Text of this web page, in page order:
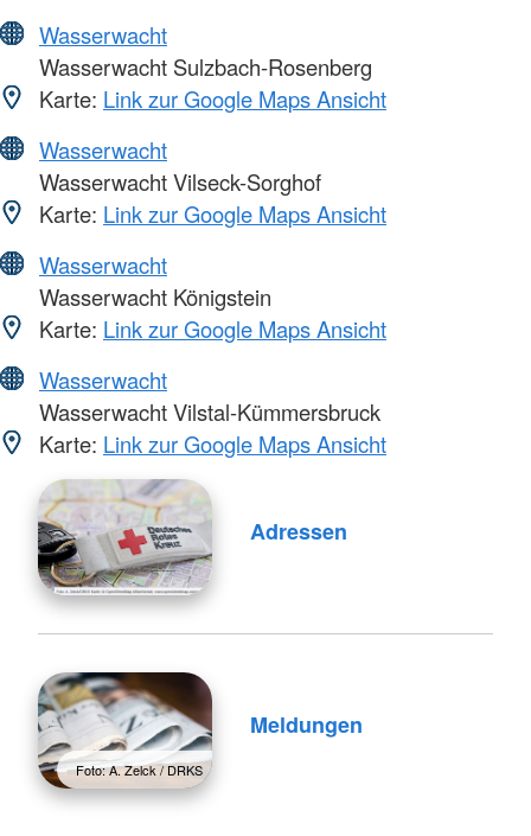
Wasserwacht
Wasserwacht Sulzbach-Rosenberg
Karte: Link zur Google Maps Ansicht
Wasserwacht
Wasserwacht Vilseck-Sorghof
Karte: Link zur Google Maps Ansicht
Wasserwacht
Wasserwacht Königstein
Karte: Link zur Google Maps Ansicht
Wasserwacht
Wasserwacht Vilstal-Kümmersbruck
Karte: Link zur Google Maps Ansicht
Adressen
Foto: A. Zelck / DRKS
Meldungen